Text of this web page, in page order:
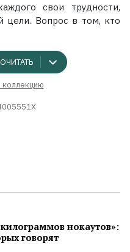
свои трудности,
цели. Вопрос в том, кто
коллекцию
нокаутов»:
говорят